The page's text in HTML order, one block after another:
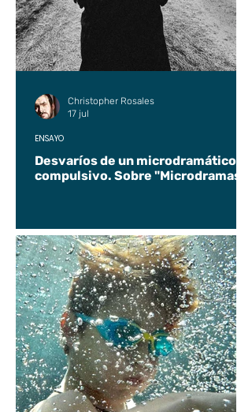
Desvaríos de un microdramático
compulsivo. Sobre "Microdramas".
ENSAYO
Christopher Rosales
17 jul